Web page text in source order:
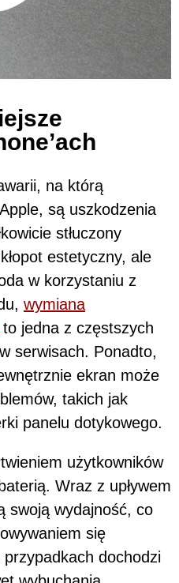
na którą
są uszkodzenia
stłuczony
estetyczny, ale
w korzystaniu z
wymiana
to jedna z częstszych
serwisach. Ponadto,
ekran może
takich jak
panelu dotykowego.
użytkowników
Wraz z upływem
swoją wydajność, co
się
dochodzi